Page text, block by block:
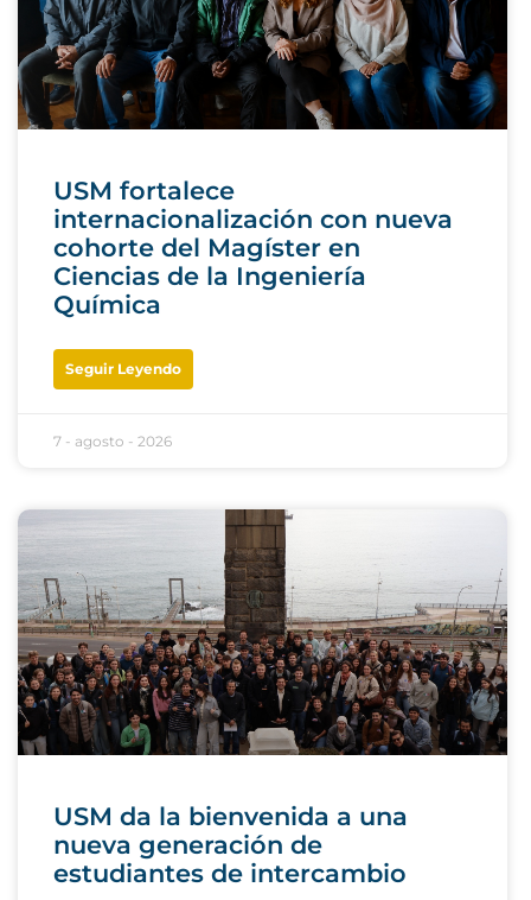
USM fortalece
internacionalización con nueva
cohorte del Magíster en
Ciencias de la Ingeniería
Química
Seguir Leyendo
7 - agosto - 2026
USM da la bienvenida a una
nueva generación de
estudiantes de intercambio